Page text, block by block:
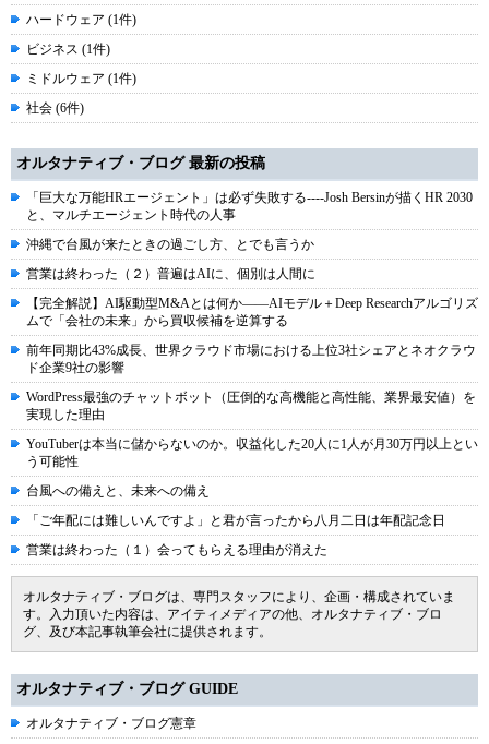
ハードウェア (1件)
ビジネス (1件)
ミドルウェア (1件)
社会 (6件)
オルタナティブ・ブログ 最新の投稿
「巨大な万能HRエージェント」は必ず失敗する----Josh Bersinが描くHR 2030
と、マルチエージェント時代の人事
沖縄で台風が来たときの過ごし方、とでも言うか
営業は終わった（２）普遍はAIに、個別は人間に
【完全解説】AI駆動型M&Aとは何か――AIモデル＋Deep Researchアルゴリズ
ムで「会社の未来」から買収候補を逆算する
前年同期比43%成長、世界クラウド市場における上位3社シェアとネオクラウ
ド企業9社の影響
WordPress最強のチャットボット（圧倒的な高機能と高性能、業界最安値）を
実現した理由
YouTuberは本当に儲からないのか。収益化した20人に1人が月30万円以上とい
う可能性
台風への備えと、未来への備え
「ご年配には難しいんですよ」と君が言ったから八月二日は年配記念日
営業は終わった（１）会ってもらえる理由が消えた
オルタナティブ・ブログは、専門スタッフにより、企画・構成されていま
す。入力頂いた内容は、アイティメディアの他、オルタナティブ・ブロ
グ、及び本記事執筆会社に提供されます。
オルタナティブ・ブログ GUIDE
オルタナティブ・ブログ憲章